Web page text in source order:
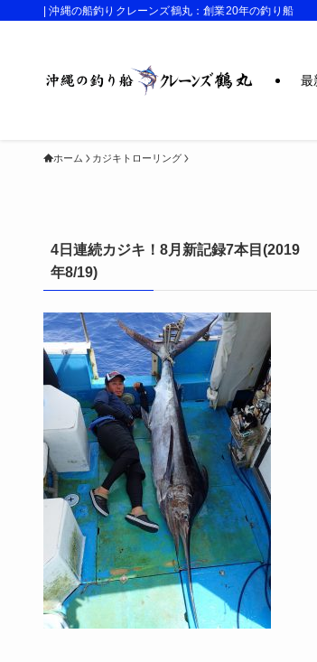
| 沖縄の船釣りクレーンズ鶴丸：創業20年の釣り船
最
ホーム カジキトローリング
4日連続カジキ！8月新記録7本目(2019
年8/19)